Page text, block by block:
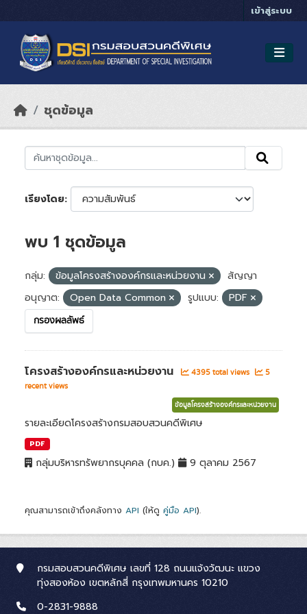
เข้าสู่ระบบ
ชุดข้อมูล
เรียงโดย
พบ 1 ชุดข้อมูล
กลุ่ม: ข้อมูลโครงสร้างองค์กรและหน่วยงาน
สัญญา
อนุญาต:
Open Data Common รูปแบบ: PDF
กรองผลลัพธ์
โครงสร้างองค์กรและหน่วยงาน 4395 total views
5
recent views
ข้อมูลโครงสร้างองค์กรและหน่วยงาน
รายละเอียดโครงสร้างกรมสอบสวนคดีพิเศษ
PDF
กลุ่มบริหารทรัพยากรบุคคล (กบค.) 9 ตุลาคม 2567
คุณสามารถเข้าถึงคลังทาง API (ให้ดู คู่มือ API).
กรมสอบสวนคดีพิเศษ เลขที่ 128 ถนนแจ้งวัฒนะ แขวง
ทุ่งสองห้อง เขตหลักสี่ กรุงเทพมหานคร 10210
0-2831-9888